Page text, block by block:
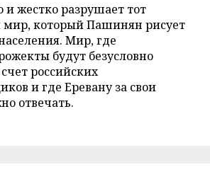
и жестко разрушает тот
мир, который Пашинян рисует
Мир, где
будут безусловно
российских
и где Еревану за свои
отвечать.